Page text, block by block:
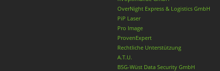
OverNight Express & Logistics GmbH
PiP Laser
Pro Image
ProvenExpert
Rechtliche Unterstützung
A.T.U.
BSG-Wüst Data Security GmbH